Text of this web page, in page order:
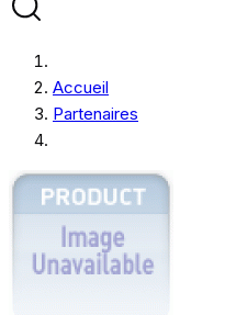
Accueil
Partenaires